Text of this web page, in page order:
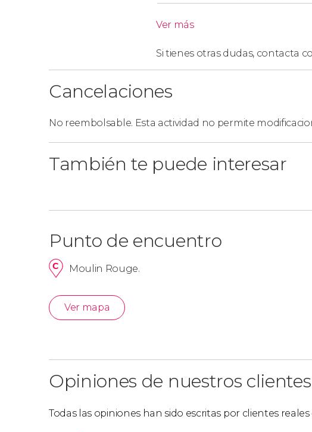
Menú Toulouse-Lautrec y menú Belle Époque
Ver más
Si tienes otras dudas, contacta
Cancelaciones
No reembolsable. Esta actividad no permite
También te puede interesar
Punto de encuentro
Moulin Rouge.
Ver mapa
Opiniones de nuestros clientes
Todas las opiniones han sido escritas por clientes